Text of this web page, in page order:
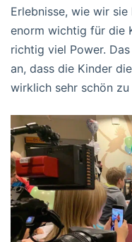
Erlebnisse, wie wir
enorm wichtig für die
richtig viel Power.
an, dass die Kinder
wirklich sehr schön zu